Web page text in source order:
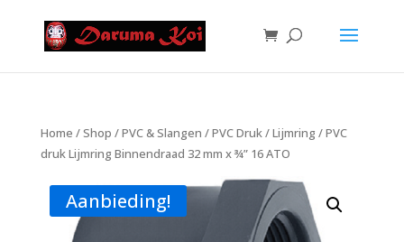
Home /Shop /PVC & Slangen /PVC Druk/Lijmring / PVC
druk Lijmring Binnendraad 32 mm x ¾” 16 ATO
Aanbieding!